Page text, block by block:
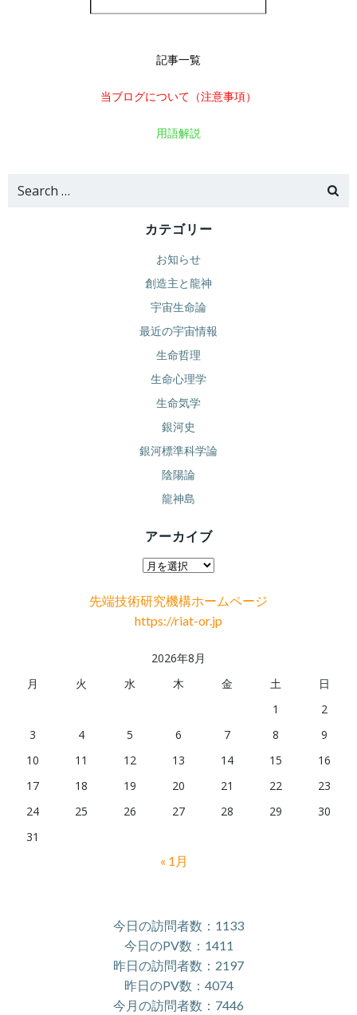
記事一覧
当ブログについて（注意事項）
用語解説
Search
カテゴリー
お知らせ
創造主と龍神
宇宙生命論
最近の宇宙情報
生命哲理
生命心理学
生命気学
銀河史
銀河標準科学論
陰陽論
龍神島
アーカイブ
ア
カ
イ
先端技術研究機構ホームページ
https://riat-or.jp
2026年8月
月
火 水 木 金 土
日
1
2
3
4 5 6 7 8
9
10
11 12 13 14 15
16
17
18 19 20 21 22
23
24
25 26 27 28 29
30
31
« 1月
今日の訪問者数：1133
今日のPV数：1411
昨日の訪問者数：2197
昨日のPV数：4074
今月の訪問者数：7446